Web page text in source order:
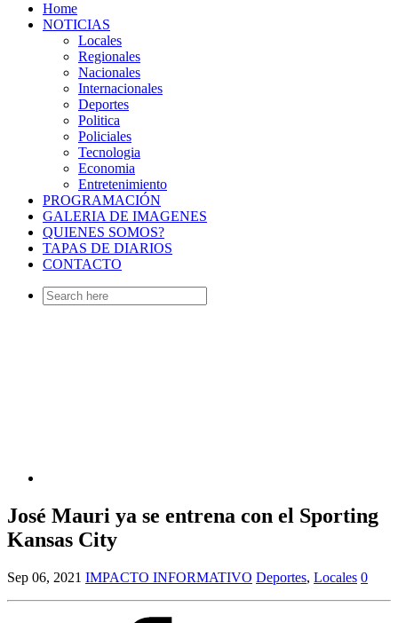
Home
NOTICIAS
Locales
Regionales
Nacionales
Internacionales
Deportes
Politica
Policiales
Tecnologia
Economia
Entretenimiento
PROGRAMACIÓN
GALERIA DE IMAGENES
QUIENES SOMOS?
TAPAS DE DIARIOS
CONTACTO
Search
for:
José Mauri ya se entrena con el Sporting
Kansas City
Sep 06, 2021 IMPACTO INFORMATIVO Deportes, Locales 0